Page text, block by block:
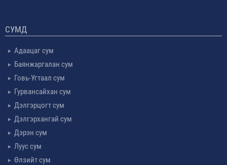
СУМД
Адаацаг сум
Баянжаргалан сум
Говь-Угтаал сум
Гурвансайхан сум
Дэлгэрцогт сум
Дэлгэрхангай сум
Дэрэн сум
Луус сум
Өлзийт сум